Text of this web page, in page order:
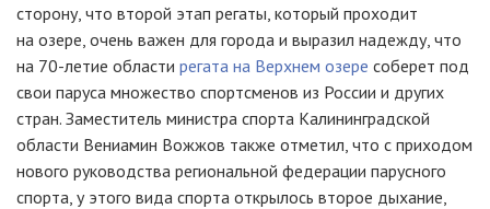
сторону, что второй этап регаты, который проходит
на озере, очень важен для города и выразил надежду, что
на 70-летие области регата на Верхнем озере соберет под
свои паруса множество спортсменов из России и других
стран. Заместитель министра спорта Калининградской
области Вениамин Вожжов также отметил, что с приходом
нового руководства региональной федерации парусного
спорта, у этого вида спорта открылось второе дыхание,